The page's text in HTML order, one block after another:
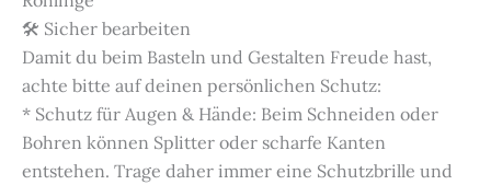
🛠️ Sicher bearbeiten
Damit du beim Basteln und Gestalten Freude hast,
achte bitte auf deinen persönlichen Schutz:
* Schutz für Augen & Hände: Beim Schneiden oder
Bohren können Splitter oder scharfe Kanten
entstehen. Trage daher immer eine Schutzbrille und